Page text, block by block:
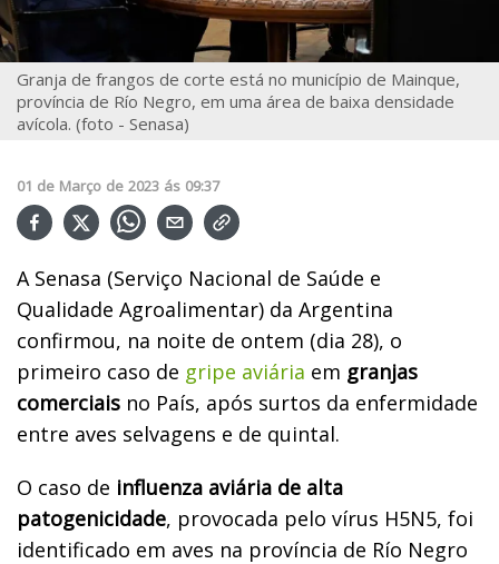
Granja de frangos de corte está no município de Mainque,
província de Río Negro, em uma área de baixa densidade
avícola. (foto - Senasa)
01 de Março de 2023 ás 09:37
A Senasa (Serviço Nacional de Saúde e
Qualidade Agroalimentar) da Argentina
confirmou, na noite de ontem (dia 28), o
primeiro caso de gripe aviária em granjas
comerciais no País, após surtos da enfermidade
entre aves selvagens e de quintal.
O caso de influenza aviária de alta
patogenicidade, provocada pelo vírus H5N5, foi
identificado em aves na província de Río Negro